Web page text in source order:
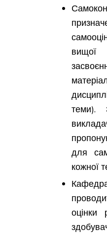
вищої
теми).
для
кожної
оцінки